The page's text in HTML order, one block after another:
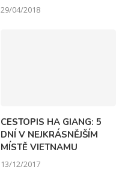
29/04/2018
CESTOPIS HA GIANG: 5
DNÍ V NEJKRÁSNĚJŠÍM
MÍSTĚ VIETNAMU
13/12/2017